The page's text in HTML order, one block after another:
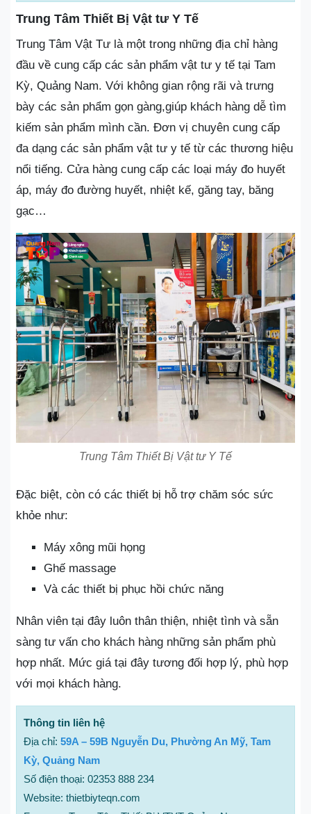
Trung Tâm Thiết Bị Vật tư Y Tế
Trung Tâm Vật Tư là một trong những địa chỉ hàng
đầu về cung cấp các sản phẩm vật tư y tế tại Tam
Kỳ, Quảng Nam. Với không gian rộng rãi và trưng
bày các sản phẩm gọn gàng,giúp khách hàng dễ tìm
kiếm sản phẩm mình cần. Đơn vị chuyên cung cấp
đa dạng các sản phẩm vật tư y tế từ các thương hiệu
nổi tiếng. Cửa hàng cung cấp các loại máy đo huyết
áp, máy đo đường huyết, nhiệt kế, găng tay, băng
gạc…
Trung Tâm Thiết Bị Vật tư Y Tế
Đặc biệt, còn có các thiết bị hỗ trợ chăm sóc sức
khỏe như:
Máy xông mũi họng
Ghế massage
Và các thiết bị phục hồi chức năng
Nhân viên tại đây luôn thân thiện, nhiệt tình và sẵn
sàng tư vấn cho khách hàng những sản phẩm phù
hợp nhất. Mức giá tại đây tương đối hợp lý, phù hợp
với mọi khách hàng.
Thông tin liên hệ
Địa chỉ: 59A – 59B Nguyễn Du, Phường An Mỹ, Tam
Kỳ, Quảng Nam
Số điện thoại: 02353 888 234
Website: thietbiyteqn.com